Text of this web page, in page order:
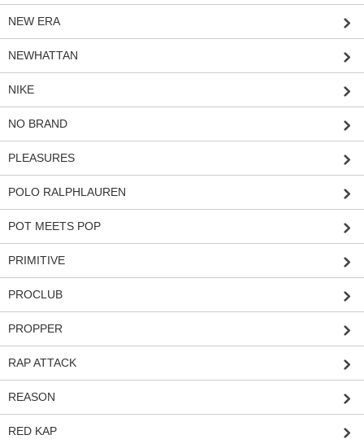
NEW ERA
NEWHATTAN
NIKE
NO BRAND
PLEASURES
POLO RALPHLAUREN
POT MEETS POP
PRIMITIVE
PROCLUB
PROPPER
RAP ATTACK
REASON
RED KAP